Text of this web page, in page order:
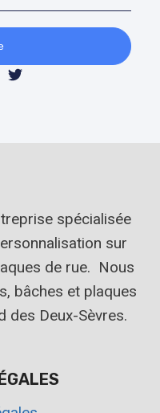
spécialisée
sur
de rue. Nous
bâches et plaques
des Deux-Sèvres.